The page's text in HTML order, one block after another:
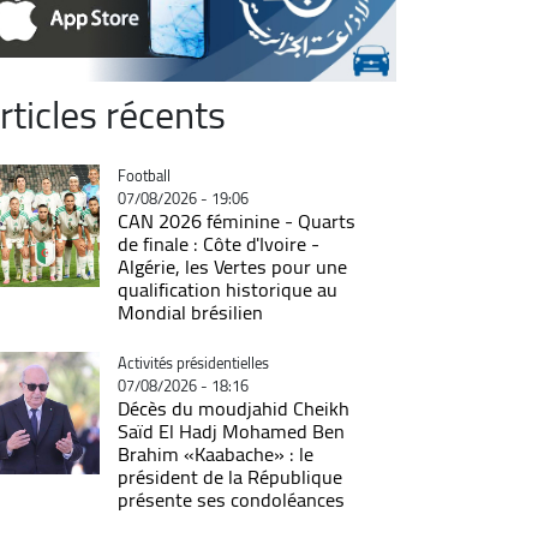
récents
Catégorie
Football
07/08/2026 - 19:06
CAN 2026 féminine - Quarts
de finale : Côte d'Ivoire -
Algérie, les Vertes pour une
qualification historique au
Mondial brésilien
Catégorie
Activités présidentielles
07/08/2026 - 18:16
Décès du moudjahid Cheikh
Saïd El Hadj Mohamed Ben
Brahim «Kaabache» : le
président de la République
présente ses condoléances